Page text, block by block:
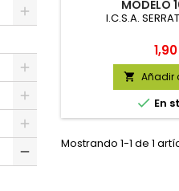
MODELO
I.C.S.A.
 Añadir
 En
Mostrando 1-1 de 1